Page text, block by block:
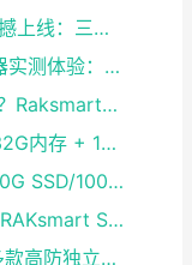
RakSmart全新2代精品CN2网络震撼上线：三网融合铸就企业级黄金链路
RAKsmart LA E3-1230 站群服务器实测体验：稳定够用的性价比之选
百兆不限流 大陆优化线路体验如何？Raksmart双路E5裸金属云深度评测
SV E5-2620 S 服务器性能测试：32G内存 + 1T硬盘 + CN2 30M独享带宽实测
SEA双路L5630服务器16G内存/480G SSD/100M独享不限流量 大陆优化CentOS 7.0即开即用
2025年最佳高防服务器深度评测：RAKsmart SV E3-1230成性价比黑马
大陆优化CN2 50DDoS性能实测 多款高防独立服务器半价续费同享